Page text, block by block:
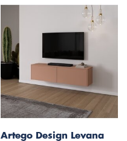
Artego Design Levana